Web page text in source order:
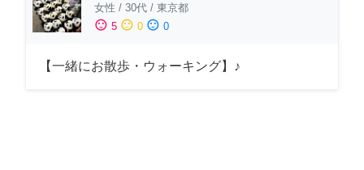
女性 / 30代 / 東京都
sentiment_satisfied 5 sentiment_neutral 0 sentiment_dissatisfied 0
【一緒にお散歩・ウォーキング】♪